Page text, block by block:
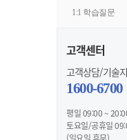
1:1 학습질문
고객센터
고객상담/기술
1600-6700
평일 09:00 ~
토요일/공휴일